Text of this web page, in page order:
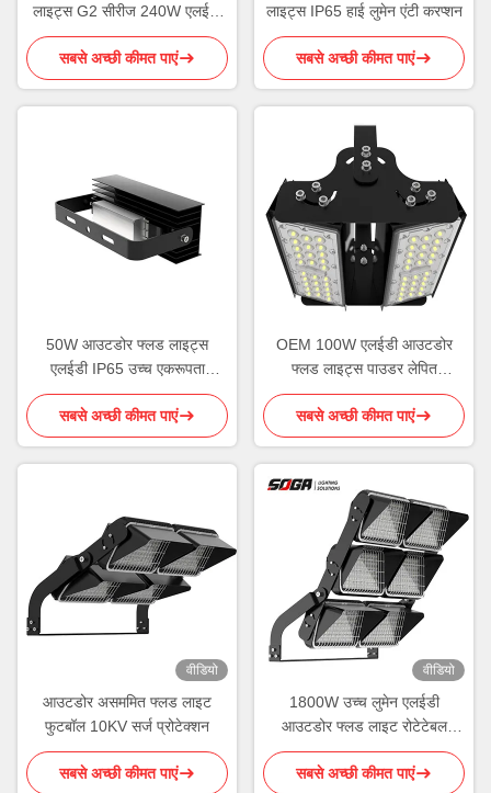
लाइट्स G2 सीरीज 240W एलईडी
फ्लड लाइट
सबसे अच्छी कीमत पाएं
लाइट्स IP65 हाई लुमेन एंटी करप्शन
सबसे अच्छी कीमत पाएं
50W आउटडोर फ्लड लाइट्स
एलईडी IP65 उच्च एकरूपता
रोटेटेबल मॉड्यूल
सबसे अच्छी कीमत पाएं
OEM 100W एलईडी आउटडोर
फ्लड लाइट्स पाउडर लेपित
एल्यूमीनियम आवास
सबसे अच्छी कीमत पाएं
वीडियो
आउटडोर असममित फ्लड लाइट
फुटबॉल 10KV सर्ज प्रोटेक्शन
सबसे अच्छी कीमत पाएं
वीडियो
1800W उच्च लुमेन एलईडी
आउटडोर फ्लड लाइट रोटेटेबल
मॉड्यूल वायरलेस कंट्रोल
सबसे अच्छी कीमत पाएं